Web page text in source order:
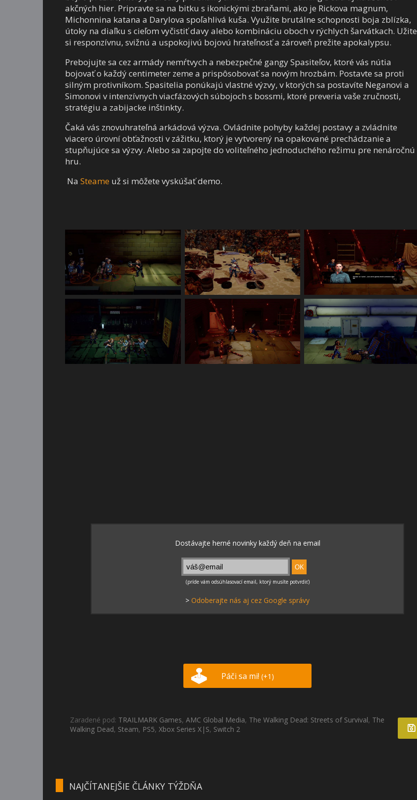
akčných hier. Pripravte sa na bitku s ikonickými zbraňami, ako je Rickova magnum,
Michonnina katana a Darylova spoľahlivá kuša. Využite brutálne schopnosti boja zblízka,
útoky na diaľku s cieľom vyčistiť davy alebo kombináciu oboch v rýchlych šarvátkach. Užite
si responzívnu, svižnú a uspokojivú bojovú hrateľnosť a zároveň prežite apokalypsu.
Prebojujte sa cez armády nemŕtvych a nebezpečné gangy Spasiteľov, ktoré vás nútia
bojovať o každý centimeter zeme a prispôsobovať sa novým hrozbám. Postavte sa proti
silným protivníkom. Spasitelia ponúkajú vlastné výzvy, v ktorých sa postavíte Neganovi a
Simonovi v intenzívnych viacfázových súbojoch s bossmi, ktoré preveria vaše zručnosti,
stratégiu a zabijacke inštinkty.
Čaká vás znovuhrateľná arkádová výzva. Ovládnite pohyby každej postavy a zvládnite
viacero úrovní obťažnosti v zážitku, ktorý je vytvorený na opakované prechádzanie a
stupňujúce sa výzvy. Alebo sa zapojte do voliteľného jednoduchého režimu pre nenáročnú
hru.
Na Steame už si môžete vyskúšať demo.
> Odoberajte nás aj cez Google správy
Páči sa mi! (+1)
Zaradené pod: TRAILMARK Games, AMC Global Media, The Walking Dead: Streets of Survival, The
Walking Dead, Steam, PS5, Xbox Series X|S, Switch 2
NAJČÍTANEJŠIE ČLÁNKY TÝŽDŇA